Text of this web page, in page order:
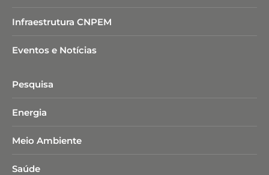
Infraestrutura CNPEM
Eventos e Notícias
Pesquisa
Energia
Meio Ambiente
Saúde